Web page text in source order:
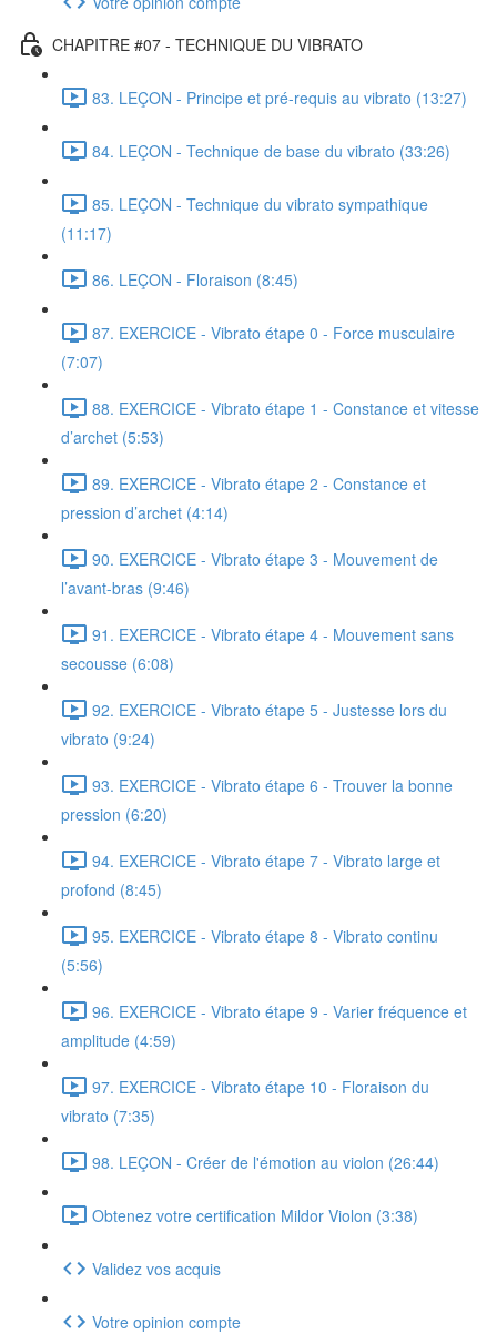
CHAPITRE #07 - TECHNIQUE DU VIBRATO
83. LEÇON - Principe et pré-requis au vibrato (13:27)
84. LEÇON - Technique de base du vibrato (33:26)
85. LEÇON - Technique du vibrato sympathique
(11:17)
86. LEÇON - Floraison (8:45)
87. EXERCICE - Vibrato étape 0 - Force musculaire
(7:07)
88. EXERCICE - Vibrato étape 1 - Constance et vitesse
d’archet (5:53)
89. EXERCICE - Vibrato étape 2 - Constance et
pression d’archet (4:14)
90. EXERCICE - Vibrato étape 3 - Mouvement de
l’avant-bras (9:46)
91. EXERCICE - Vibrato étape 4 - Mouvement sans
secousse (6:08)
92. EXERCICE - Vibrato étape 5 - Justesse lors du
vibrato (9:24)
93. EXERCICE - Vibrato étape 6 - Trouver la bonne
pression (6:20)
94. EXERCICE - Vibrato étape 7 - Vibrato large et
profond (8:45)
95. EXERCICE - Vibrato étape 8 - Vibrato continu
(5:56)
96. EXERCICE - Vibrato étape 9 - Varier fréquence et
amplitude (4:59)
97. EXERCICE - Vibrato étape 10 - Floraison du
vibrato (7:35)
98. LEÇON - Créer de l'émotion au violon (26:44)
Obtenez votre certification Mildor Violon (3:38)
Validez vos acquis
Votre opinion compte